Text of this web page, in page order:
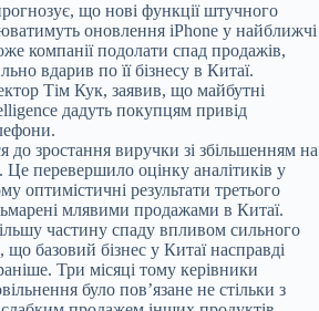
що нові функції штучного
оновлення iPhone у найближчі
компанії подолати спад продажів,
вдарив по її бізнесу в Китаї.
Тім Кук, заявив, що майбутні
дадуть покупцям привід
до зростання виручки зі збільшенням на
перевершило оцінку аналітиків у
оптимістичні результати третього
млявими продажами в Китаї.
частину спаду впливом сильного
базовий бізнес у Китаї насправді
Три місяці тому керівники
було повʼязане не стільки з